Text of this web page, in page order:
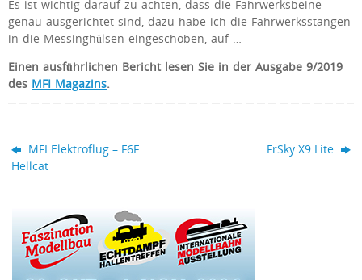
Es ist wichtig darauf zu achten, dass die Fahrwerksbeine
genau ausgerichtet sind, dazu habe ich die Fahrwerksstangen
in die Messinghülsen eingeschoben, auf …
Einen ausführlichen Bericht lesen Sie in der Ausgabe 9/2019
des MFI Magazins.
MFI Elektroflug – F6F
Hellcat
FrSky X9 Lite